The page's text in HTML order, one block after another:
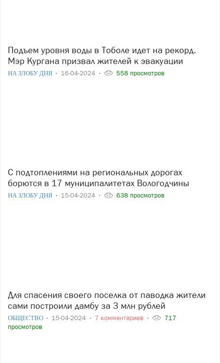
Подъем уровня воды в Тоболе идет на рекорд.
Мэр Кургана призвал жителей к эвакуации
НА ЗЛОБУ ДНЯ 16-04-2024 558 просмотров
С подтоплениями на региональных дорогах
борются в 17 муниципалитетах Вологодчины
НА ЗЛОБУ ДНЯ 15-04-2024 638 просмотров
Для спасения своего поселка от паводка жители
сами построили дамбу за 3 млн рублей
ОБЩЕСТВО 15-04-2024 7 комментариев
717
просмотров